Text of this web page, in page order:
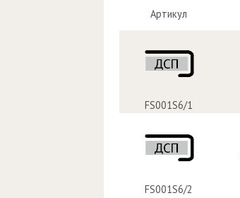
Артикул
FS001S6/1
FS001S6/2